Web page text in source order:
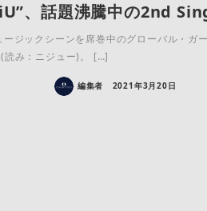
、話題沸騰中の2nd
ージックシーンを席巻中のグローバル・ガ
読み：ニジュー)。 […]
編集者 2021年3月20日